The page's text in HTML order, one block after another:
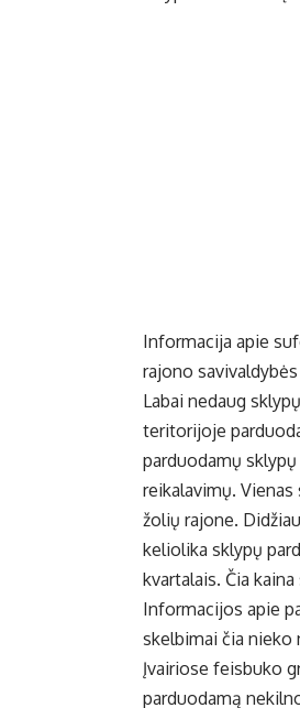
Informacija apie
rajono
Labai nedaug
teritorijoje
parduodamų
reikalavimų.
žolių rajone.
keliolika sklypų
kvartalais. Čia
Informacijos apie
skelbimai čia nieko
Įvairiose feisbuko
parduodamą